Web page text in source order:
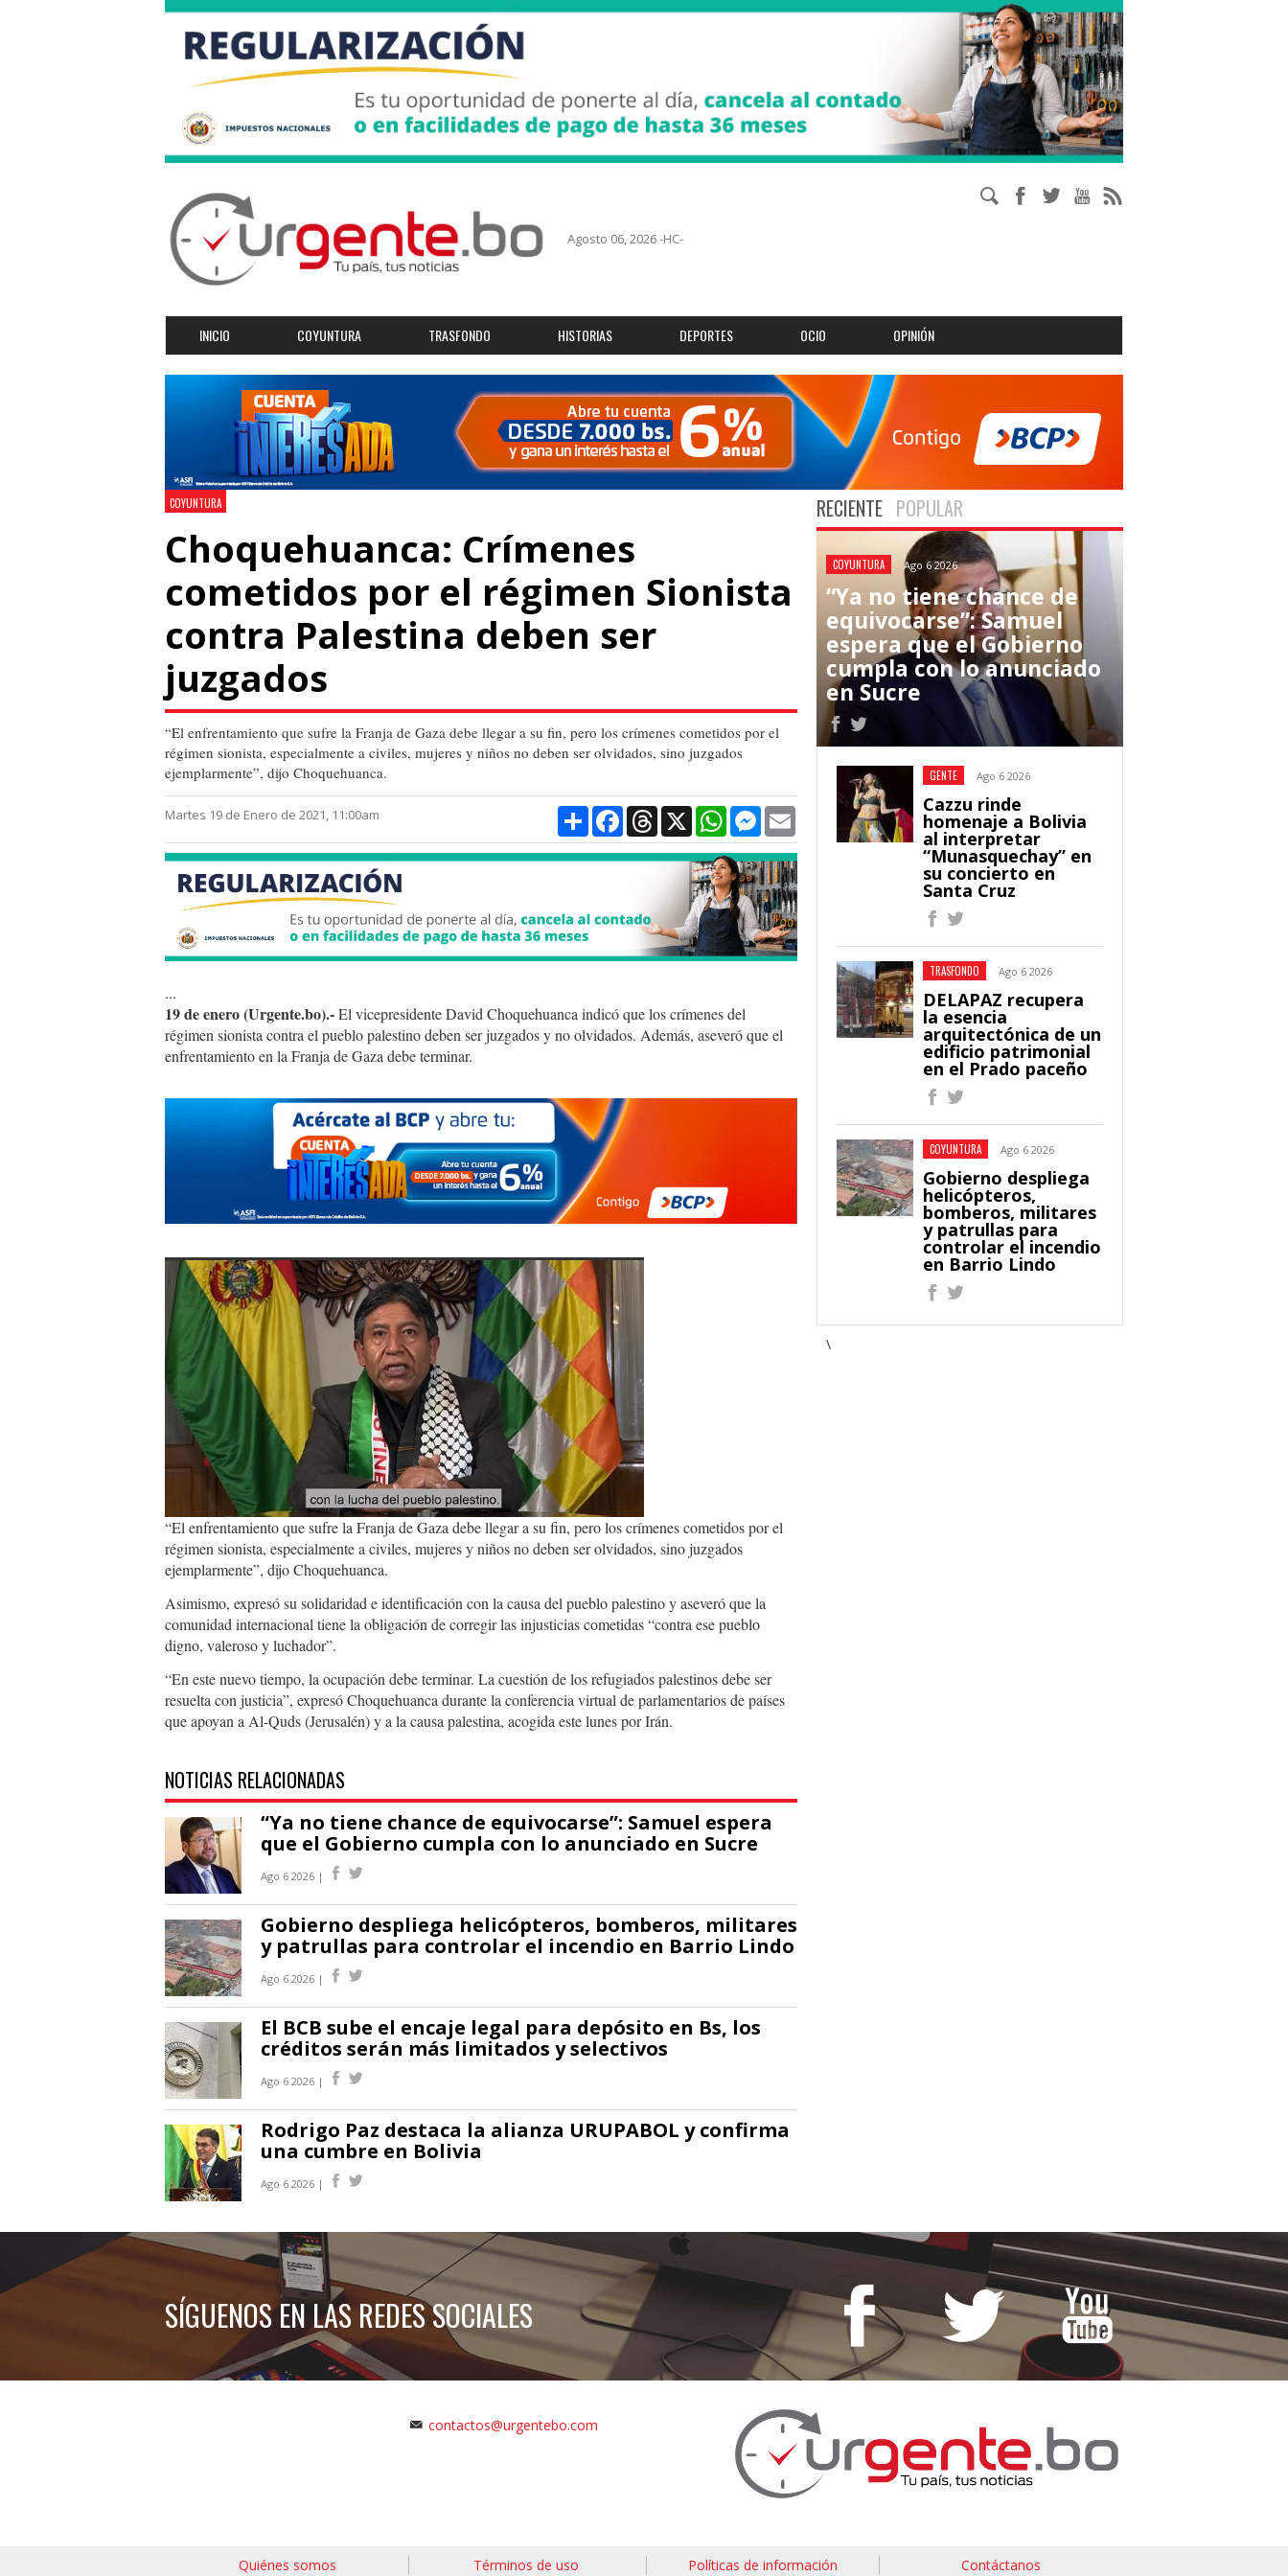
Agosto 06, 2026 -HC-
INICIO COYUNTURA TRASFONDO HISTORIAS DEPORTES OCIO OPINIÓN
COYUNTURA
Choquehuanca: Crímenes
cometidos por el régimen Sionista
contra Palestina deben ser
juzgados
“El enfrentamiento que sufre la Franja de Gaza debe llegar a su fin, pero los crímenes cometidos por el
régimen sionista, especialmente a civiles, mujeres y niños no deben ser olvidados, sino juzgados
ejemplarmente”, dijo Choquehuanca.
Martes 19 de Enero de 2021, 11:00am CompartirFacebookThreads
X WhatsAppMessenger
...
19 de enero (Urgente.bo).-El vicepresidente David Choquehuanca indicó que los crímenes del
régimen sionista contra el pueblo palestino deben ser juzgados y no olvidados. Además, aseveró que el
enfrentamiento en la Franja de Gaza debe terminar.
7b751e38-
ea32-
4210-
8931-
640042dee462.jpg
“El enfrentamiento que sufre la Franja de Gaza debe llegar a su fin, pero los crímenes cometidos por el
régimen sionista, especialmente a civiles, mujeres y niños no deben ser olvidados, sino juzgados
ejemplarmente”, dijo Choquehuanca.
Asimismo, expresó su solidaridad e identificación con la causa del pueblo palestino y aseveró que la
comunidad internacional tiene la obligación de corregir las injusticias cometidas “contra ese pueblo
digno, valeroso y luchador”.
“En este nuevo tiempo, la ocupación debe terminar. La cuestión de los refugiados palestinos debe ser
resuelta con justicia”, expresó Choquehuanca durante la conferencia virtual de parlamentarios de países
que apoyan a Al-Quds (Jerusalén) y a la causa palestina, acogida este lunes por Irán.
NOTICIAS RELACIONADAS
“Ya no tiene chance de equivocarse”: Samuel espera
que el Gobierno cumpla con lo anunciado en Sucre
Ago 6 2026 |
Gobierno despliega helicópteros, bomberos, militares
y patrullas para controlar el incendio en Barrio Lindo
Ago 6 2026 |
El BCB sube el encaje legal para depósito en Bs, los
créditos serán más limitados y selectivos
Ago 6 2026 |
Rodrigo Paz destaca la alianza URUPABOL y confirma
una cumbre en Bolivia
Ago 6 2026 |
RECIENTE POPULAR
COYUNTURA Ago 6 2026
“Ya no tiene chance de
equivocarse”: Samuel
espera que el Gobierno
cumpla con lo anunciado
en Sucre
GENTE Ago 6 2026
Cazzu rinde
homenaje a Bolivia
al interpretar
“Munasquechay” en
su concierto en
Santa Cruz
TRASFONDO Ago 6 2026
DELAPAZ recupera
la esencia
arquitectónica de un
edificio patrimonial
en el Prado paceño
COYUNTURA Ago 6 2026
Gobierno despliega
helicópteros,
bomberos, militares
y patrullas para
controlar el incendio
en Barrio Lindo
\
SÍGUENOS EN LAS REDES SOCIALES
contactos@urgentebo.com
Quiénes somos Términos de uso Políticas de información Contáctanos